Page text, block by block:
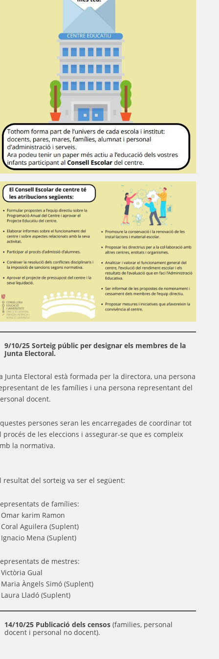
9/10/25 Sorteig públic per designar els membres de la
Junta Electoral.
Junta Electoral està formada per la directora, una persona
de les famílies i una persona representant del
docent.
persones seran les encarregades de coordinar tot
procés de les eleccions i assegurar-se que es compleix
la normativa.
resultat del sorteig va ser el següent:
de famílies:
Omar karim Ramon
Coral Aguilera (Suplent)
Ignacio Mena (Suplent)
de mestres:
Gual
Maria Àngels Simó (Suplent)
Laura Lladó (Suplent)
14/10/25 Publicació dels censos (families, personal
docent i personal no docent).